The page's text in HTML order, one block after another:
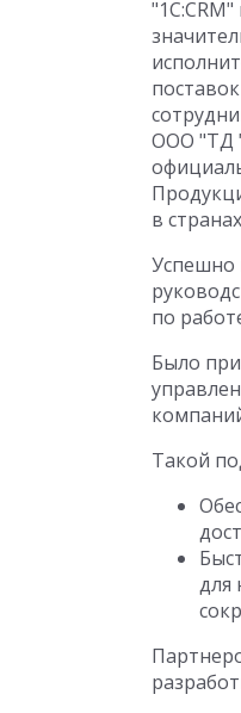
ООО "ТД
в
Успешно
по
Было
Такой
для